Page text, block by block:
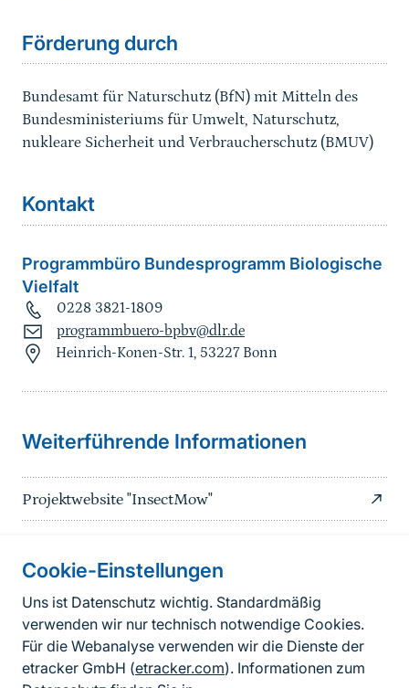
Cookie-Einstellungen
Uns ist Datenschutz wichtig. Standardmäßig
verwenden wir nur technisch notwendige Cookies.
Für die Webanalyse verwenden wir die Dienste der
etracker GmbH (etracker.com). Informationen zum
Förderung durch
Bundesamt für Naturschutz (BfN) mit Mitteln des
Bundesministeriums für Umwelt, Naturschutz,
nukleare Sicherheit und Verbraucherschutz (BMUV)
Kontakt
Programmbüro Bundesprogramm Biologische
Vielfalt
0228 3821-1809
programmbuero-bpbv@dlr.de
Heinrich-Konen-Str. 1, 53227 Bonn
Sprungmarke
Weiterführende Informationen
Projektwebsite "InsectMow"
Informationen zur Seite
FußzeileKontakt zum BfN
Kontaktformular